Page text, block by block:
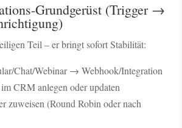
Grundgerüst (Trigger →
Teil – er bringt sofort Stabilität:
Chat/Webinar → Webhook/Integration
CRM anlegen oder updaten
zuweisen (Round Robin oder nach